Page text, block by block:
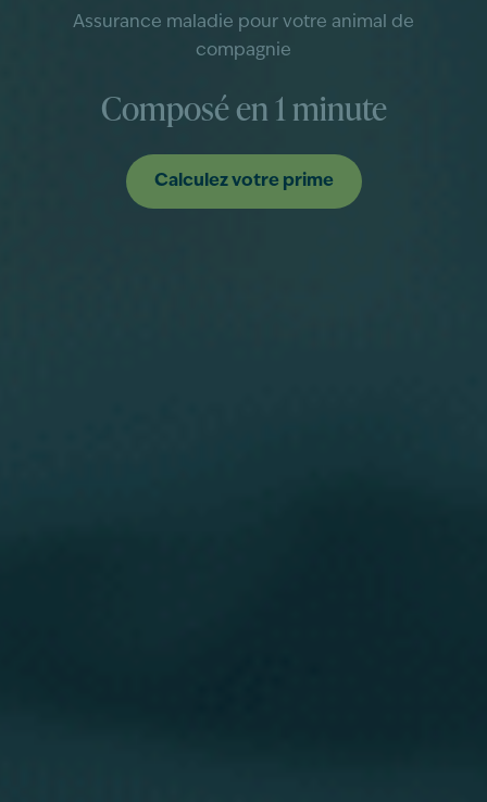
Assurance maladie pour votre animal de
compagnie
Composé en 1 minute
Calculez votre prime